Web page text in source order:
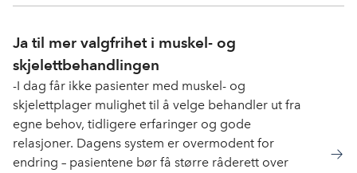
Ja til mer valgfrihet i muskel- og
skjelettbehandlingen
-I dag får ikke pasienter med muskel- og
skjelettplager mulighet til å velge behandler ut fra
egne behov, tidligere erfaringer og gode
relasjoner. Dagens system er overmodent for
endring – pasientene bør få større råderett over